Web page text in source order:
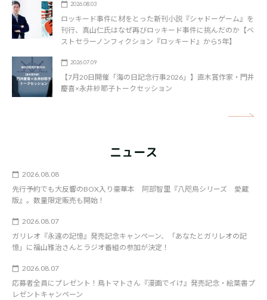
2026.08.03
ロッキード事件に材をとった新刊小説『シャドーゲーム』を
刊行、真山仁氏はなぜ再びロッキード事件に挑んだのか【ベ
ストセラーノンフィクション『ロッキード』から5年】
2026.07.09
【7月20日開催「海の日記念行事2026」】直木賞作家・門井
慶喜×永井紗耶子トークセッション
ニュース
2026.08.08
先行予約でも大反響のBOX入り豪華本 阿部智里『八咫烏シリーズ 愛蔵
版』。数量限定販売も開始！
2026.08.07
ガリレオ『永遠の記憶』発売記念キャンペーン、「あなたとガリレオの記
憶」に福山雅治さんとラジオ番組の参加が決定！
2026.08.07
応募者全員にプレゼント！鳥トマトさん『漫画でイけ』発売記念・絵葉書プ
レゼントキャンペーン